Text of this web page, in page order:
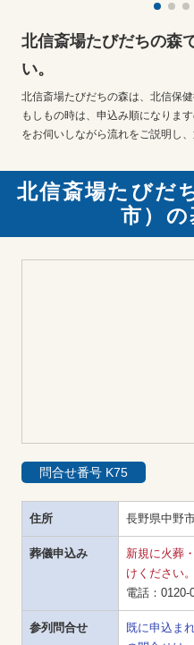
北信斎場たびだちの森
い。
北信斎場たびだちの森は、北信保
もしもの時は、申込み順になりま
をお伺いしながら流れをご説明し
北信斎場たびだ
市）の
住所 長野県中野
葬儀申込み
新規に火葬
けください。
電話： 0120-
参列問合せ
既に申込ま
問合せ番号 K75